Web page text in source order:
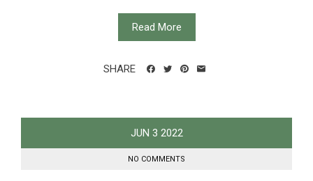
Read More
SHARE
JUN 3 2022
NO COMMENTS